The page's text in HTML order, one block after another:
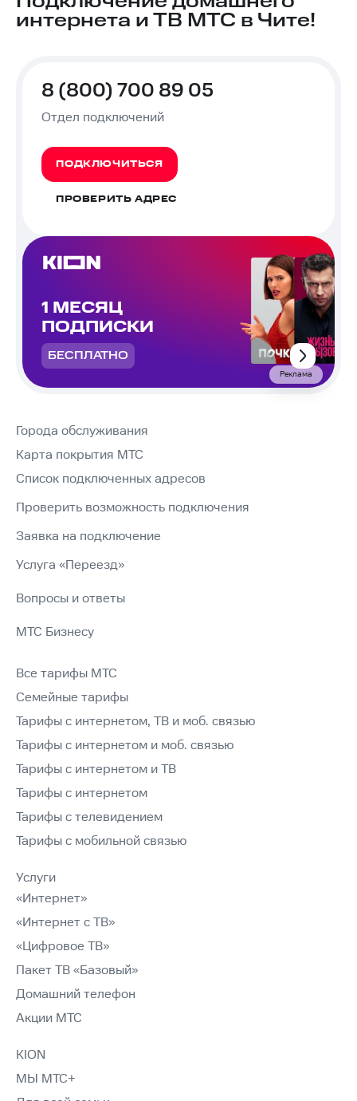
интернета и ТВ МТС в Чите!
8 (800) 700 89 05
Отдел подключений
ПОДКЛЮЧИТЬСЯ
ПРОВЕРИТЬ АДРЕС
1 МЕСЯЦ
ПОДПИСКИ
БЕСПЛАТНО
Реклама
Города обслуживания
Карта покрытия МТС
Список подключенных адресов
Проверить возможность подключения
Заявка на подключение
Услуга «Переезд»
Вопросы и ответы
МТС Бизнесу
Все тарифы МТС
Семейные тарифы
Тарифы с интернетом, ТВ и моб. связью
Тарифы с интернетом и моб. связью
Тарифы с интернетом и ТВ
Тарифы с интернетом
Тарифы с телевидением
Тарифы с мобильной связью
Услуги
«Интернет»
«Интернет с ТВ»
«Цифровое ТВ»
Пакет ТВ «Базовый»
Домашний телефон
Акции МТС
KION
МЫ МТС+